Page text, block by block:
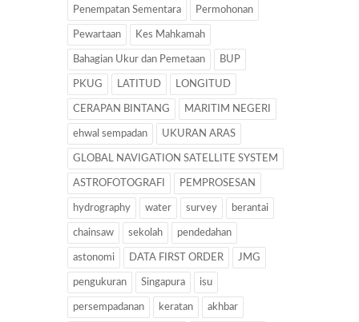
Penempatan Sementara Permohonan
Pewartaan Kes Mahkamah
Bahagian Ukur dan Pemetaan BUP
PKUG LATITUD LONGITUD
CERAPAN BINTANG MARITIM NEGERI
ehwal sempadan UKURAN ARAS
GLOBAL NAVIGATION SATELLITE SYSTEM
ASTROFOTOGRAFI PEMPROSESAN
hydrography water survey berantai
chainsaw sekolah pendedahan
astonomi DATA FIRST ORDER JMG
pengukuran Singapura isu
persempadanan keratan akhbar